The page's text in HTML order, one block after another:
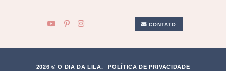
CONTATO
2026 © O DIA DA LILA. POLÍTICA DE PRIVACIDADE